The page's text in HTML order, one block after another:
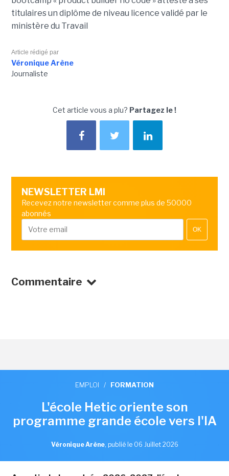
titulaires un diplôme de niveau licence validé par le
ministère du Travail
Article rédigé par
Véronique Arène
Journaliste
Cet article vous a plu? Partagez le !
NEWSLETTER LMI
Recevez notre newsletter comme plus de 50000
abonnés
OK
Commentaire
EMPLOI / FORMATION
L'école Hetic oriente son
programme grande école vers l'IA
Véronique Arène, publié le 06 Juillet 2026